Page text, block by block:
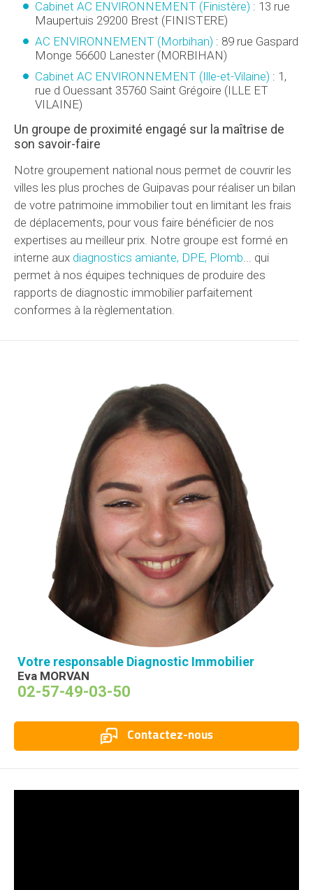
Cabinet AC ENVIRONNEMENT (Finistère) : 13 rue
Maupertuis 29200 Brest (FINISTERE)
AC ENVIRONNEMENT (Morbihan) : 89 rue Gaspard
Monge 56600 Lanester(MORBIHAN)
Cabinet AC ENVIRONNEMENT (Ille-et-Vilaine) : 1,
rue d Ouessant 35760 Saint Grégoire (ILLE ET
VILAINE)
Un groupe de proximité engagé sur la maîtrise de
son savoir-faire
Notre groupement national nous permet de couvrir les
villes les plus proches de Guipavas pour réaliser un bilan
de votre patrimoine immobilier tout en limitant les frais
de déplacements, pour vous faire bénéficier de nos
expertises au meilleur prix. Notre groupe est formé en
interne aux diagnostics amiante, DPE, Plomb... qui
permet à nos équipes techniques de produire des
rapports de diagnostic immobilier parfaitement
conformes à la règlementation.
Votre responsable Diagnostic Immobilier
Eva MORVAN
02-57-49-03-50
Contactez-nous